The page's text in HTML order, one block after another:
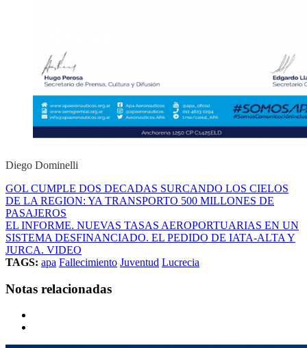
Diego Dominelli
GOL CUMPLE DOS DECADAS SURCANDO LOS CIELOS
DE LA REGION: YA TRANSPORTO 500 MILLONES DE
PASAJEROS
EL INFORME. NUEVAS TASAS AEROPORTUARIAS EN UN
SISTEMA DESFINANCIADO. EL PEDIDO DE IATA-ALTA Y
JURCA. VIDEO
TAGS: apa Fallecimiento Juventud Lucrecia
Notas relacionadas